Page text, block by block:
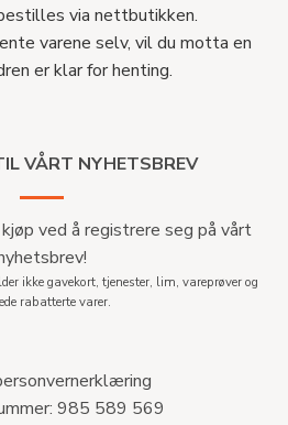
via nettbutikken.
varene selv, vil du motta en
er klar for henting.
VÅRT NYHETSBREV
ved å registrere seg på vårt
ikke gavekort, tjenester, lim, vareprøver og
rabatterte varer.
985 589 569